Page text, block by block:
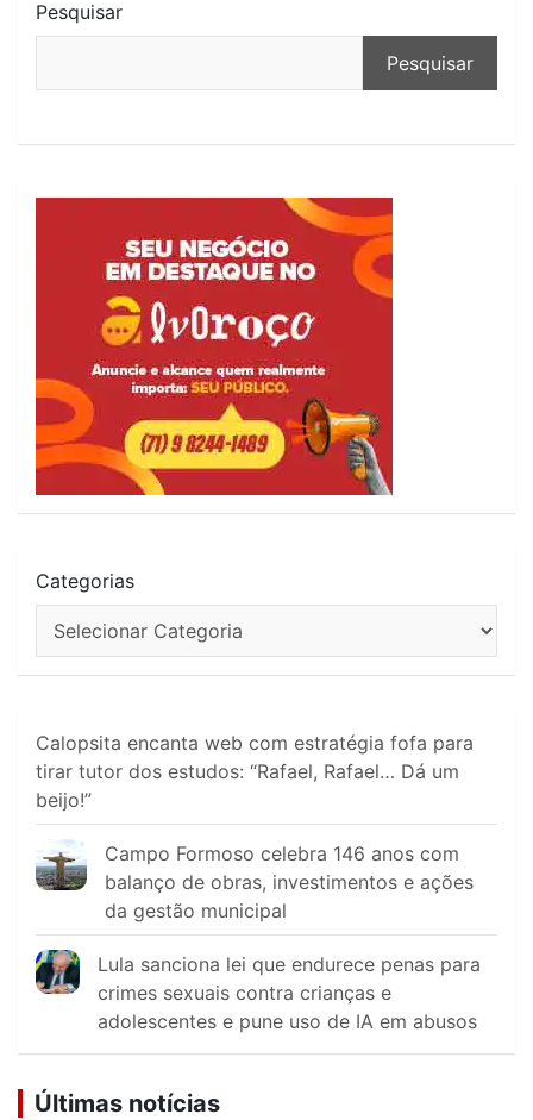
Pesquisar
Pesquisar
Categorias
Calopsita encanta web com estratégia fofa para
tirar tutor dos estudos: “Rafael, Rafael… Dá um
beijo!”
Campo Formoso celebra 146 anos com
balanço de obras, investimentos e ações
da gestão municipal
Lula sanciona lei que endurece penas para
crimes sexuais contra crianças e
adolescentes e pune uso de IA em abusos
Últimas notícias